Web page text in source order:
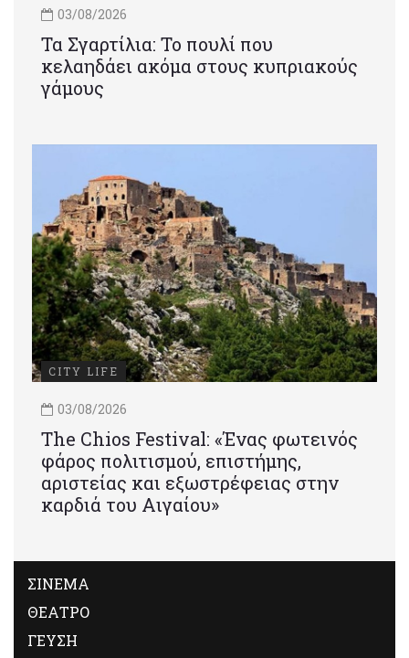
03/08/2026
Τα Σγαρτίλια: Το πουλί που
κελαηδάει ακόμα στους κυπριακούς
γάμους
CITY LIFE
03/08/2026
Τhe Chios Festival: «Ένας φωτεινός
φάρος πολιτισμού, επιστήμης,
αριστείας και εξωστρέφειας στην
καρδιά του Αιγαίου»
ΣΙΝΕΜΑ
ΘΕΑΤΡΟ
ΓΕΥΣΗ